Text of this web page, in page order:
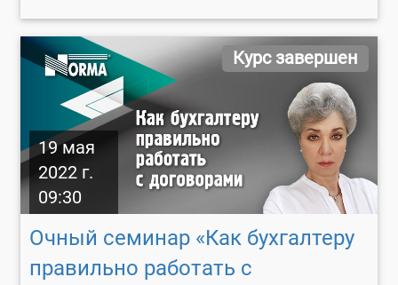
19 мая
2022 г.
09:30
Курс завершен
Очный семинар «Как бухгалтеру
правильно работать с